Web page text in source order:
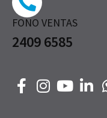
FONO VENTAS
2409 6585